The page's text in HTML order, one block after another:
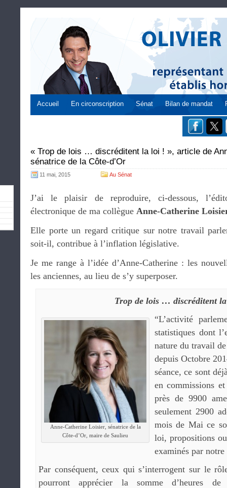
Accueil En circonscription Sénat Bilan de mandat
« Trop de lois … discréditent la loi ! », article de
sénatrice de la Côte-d’Or
11 mai, 2015 Au Sénat
J’ai le plaisir de reproduire, ci-dessous,
électronique de ma collègue Anne-Catherine
Elle porte un regard critique sur notre travail
soit-il, contribue à l’inflation législative.
Je me range à l’idée d’Anne-Catherine : les
les anciennes, au lieu de s’y superposer.
Trop de lois … discréditent
Anne-Catherine Loisier, sénatrice de la
Côte-d’Or, maire de Saulieu
“L’activité
statistiques dont
nature du travail
depuis Octobre
séance, ce sont
en commissions
près de 9900
seulement 2900
mois de Mai ce
loi, propositions
examinés par
Par conséquent, ceux qui s’interrogent sur le
pourront apprécier la somme d’heures